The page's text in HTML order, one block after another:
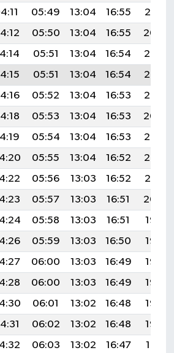
05:49 13:04 16:55
20:10
05:50 13:04 16:55
20:09
05:51 13:04 16:54
20:08
05:51 13:04 16:54
20:07
05:52 13:04 16:53
20:06
05:53 13:04 16:53
20:04
05:54 13:04 16:53
20:03
05:55 13:04 16:52
20:02
05:56 13:03 16:52
20:01
05:57 13:03 16:51
20:00
05:58 13:03 16:51
19:58
05:59 13:03 16:50
19:57
06:00 13:03 16:49
19:56
06:00 13:03 16:49
19:55
06:01 13:02 16:48
19:53
06:02 13:02 16:48
19:52
06:03 13:02 16:47
19:51